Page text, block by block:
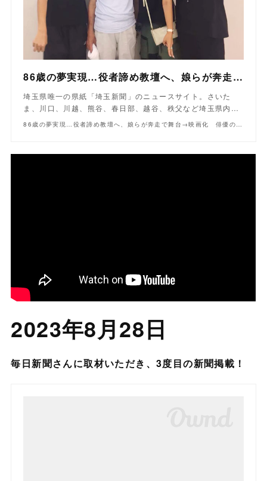
86歳の夢実現…役者諦め教壇へ、娘らが奔走で舞台→映画化 俳優の孫らも出演「米寿の伝言」 来年1月試写｜埼玉新聞｜埼玉の最新ニュース・スポーツ・地域の話題
埼玉県唯一の県紙「埼玉新聞」のニュースサイト。さいた
ま、川口、川越、熊谷、春日部、越谷、秩父など埼玉県内…
86歳の夢実現…役者諦め教壇へ、娘らが奔走で舞台→映画化 俳優の孫らも出演「米寿の伝言」 来年1月試写｜埼玉新聞｜埼玉の最新ニュース・スポーツ・地域の話題
2023年8月28日
毎日新聞さんに取材いただき、3度目の新聞掲載！